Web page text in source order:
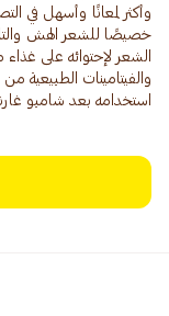
وأكثر لمعانًا وأسهل في
خصيصًا للشعر الهش
الشعر لإحتوائه على
والفيتامينات
استخدامه بعد شامبو